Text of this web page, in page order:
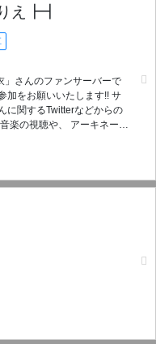
え┣┫
」さんのファンサーバーで
をお願いいたします!! サ
に関するTwitterなどからの
を設置致しました。（固い